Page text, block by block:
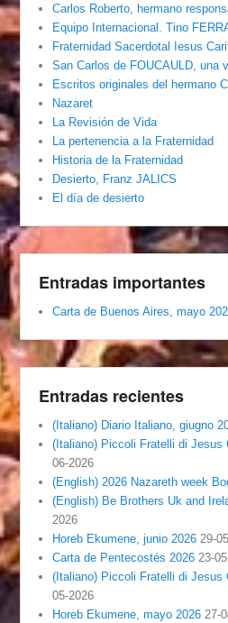
Carlos Roberto, hermano
Equipo Internacional. Tino
Fraternidad Sacerdotal Iesus
San Carlos de FOUCAULD, una
Escritos originales del hermano
Nazaret
La Revisión de Vida
La pertenencia a la Fraternidad
Historia de la Fraternidad
Desierto, Franz JALICS
El día de desierto
Entradas importantes
Carta de Buenos Aires, mayo
Entradas recientes
(Italiano) Diario Italiano, giugno
(Italiano) Piccoli Fratelli di Jesus
06-2026
(English) 2026 Nazareth week
(English) Be Brothers Uk and
2026
Horeb Ekumene, junio 2026 29-
Carta de Pentecostés 2026 23-
(Italiano) Piccoli Fratelli di Jesus
05-2026
Horeb Ekumene, mayo 2026 27-